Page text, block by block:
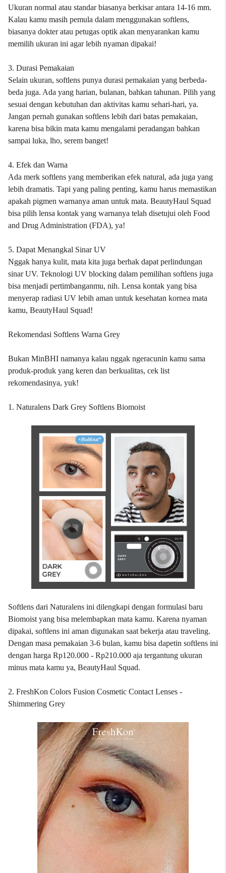
Ukuran normal atau standar biasanya berkisar antara 14-16 mm.
Kalau kamu masih pemula dalam menggunakan softlens,
biasanya dokter atau petugas optik akan menyarankan kamu
memilih ukuran ini agar lebih nyaman dipakai!
3. Durasi Pemakaian
Selain ukuran, softlens punya durasi pemakaian yang berbeda-
beda juga. Ada yang harian, bulanan, bahkan tahunan. Pilih yang
sesuai dengan kebutuhan dan aktivitas kamu sehari-hari, ya.
Jangan pernah gunakan softlens lebih dari batas pemakaian,
karena bisa bikin mata kamu mengalami peradangan bahkan
sampai luka, lho, serem banget!
4. Efek dan Warna
Ada merk softlens yang memberikan efek natural, ada juga yang
lebih dramatis. Tapi yang paling penting, kamu harus memastikan
apakah pigmen warnanya aman untuk mata. BeautyHaul Squad
bisa pilih lensa kontak yang warnanya telah disetujui oleh Food
and Drug Administration (FDA), ya!
5. Dapat Menangkal Sinar UV
Nggak hanya kulit, mata kita juga berhak dapat perlindungan
sinar UV. Teknologi UV blocking dalam pemilihan softlens juga
bisa menjadi pertimbanganmu, nih. Lensa kontak yang bisa
menyerap radiasi UV lebih aman untuk kesehatan kornea mata
kamu, BeautyHaul Squad!
Rekomendasi Softlens Warna Grey
Bukan MinBHI namanya kalau nggak ngeracunin kamu sama
produk-produk yang keren dan berkualitas, cek list
rekomendasinya, yuk!
1. Naturalens Dark Grey Softlens Biomoist
Softlens dari Naturalens ini dilengkapi dengan formulasi baru
Biomoist yang bisa melembapkan mata kamu. Karena nyaman
dipakai, softlens ini aman digunakan saat bekerja atau traveling.
Dengan masa pemakaian 3-6 bulan, kamu bisa dapetin softlens ini
dengan harga Rp120.000 - Rp210.000 aja tergantung ukuran
minus mata kamu ya, BeautyHaul Squad.
2. FreshKon Colors Fusion Cosmetic Contact Lenses -
Shimmering Grey